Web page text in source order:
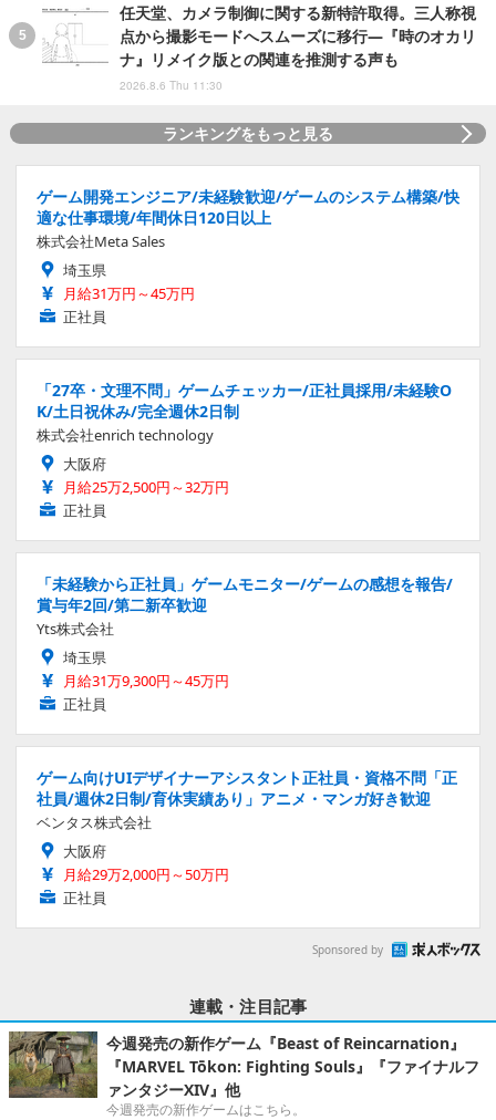
任天堂、カメラ制御に関する新特許取得。三人称視
点から撮影モードへスムーズに移行―『時のオカリ
ナ』リメイク版との関連を推測する声も
2026.8.6 Thu 11:30
ランキングをもっと見る
ゲーム開発エンジニア/未経験歓迎/ゲームのシステム構築/快
適な仕事環境/年間休日120日以上
株式会社Meta Sales
埼玉県
月給31万円～45万円
正社員
「27卒・文理不問」ゲームチェッカー/正社員採用/未経験O
K/土日祝休み/完全週休2日制
株式会社enrich technology
大阪府
月給25万2,500円～32万円
正社員
「未経験から正社員」ゲームモニター/ゲームの感想を報告/
賞与年2回/第二新卒歓迎
Yts株式会社
埼玉県
月給31万9,300円～45万円
正社員
ゲーム向けUIデザイナーアシスタント正社員・資格不問「正
社員/週休2日制/育休実績あり」アニメ・マンガ好き歓迎
ベンタス株式会社
大阪府
月給29万2,000円～50万円
正社員
Sponsored by
連載・注目記事
今週発売の新作ゲーム『Beast of Reincarnation』
『MARVEL Tōkon: Fighting Souls』『ファイナルフ
ァンタジーXIV』他
今週発売の新作ゲームはこちら。